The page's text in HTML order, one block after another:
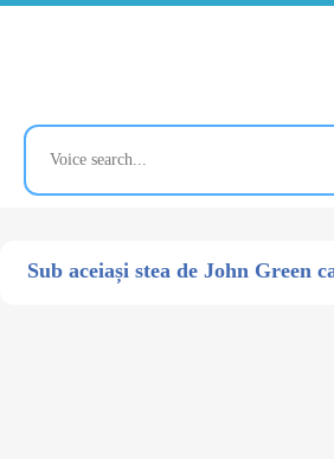
Sub aceiași stea de John Green